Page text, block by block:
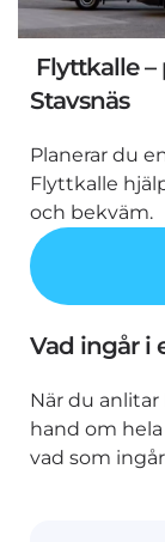
Flyttkalle –
Stavsnäs
Planerar du
Flyttkalle
och bekväm.
Vad ingår i
När du
hand om
vad som